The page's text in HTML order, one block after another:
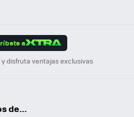
a
y disfruta ventajas exclusivas
de...